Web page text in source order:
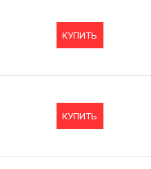
КУПИТЬ
КУПИТЬ